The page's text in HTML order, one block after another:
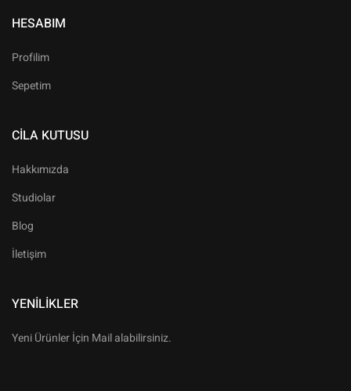
HESABIM
Profilim
Sepetim
CILA KUTUSU
Hakkımızda
Studiolar
Blog
İletişim
YENILIKLER
Yeni Ürünler İçin Mail alabilirsiniz.